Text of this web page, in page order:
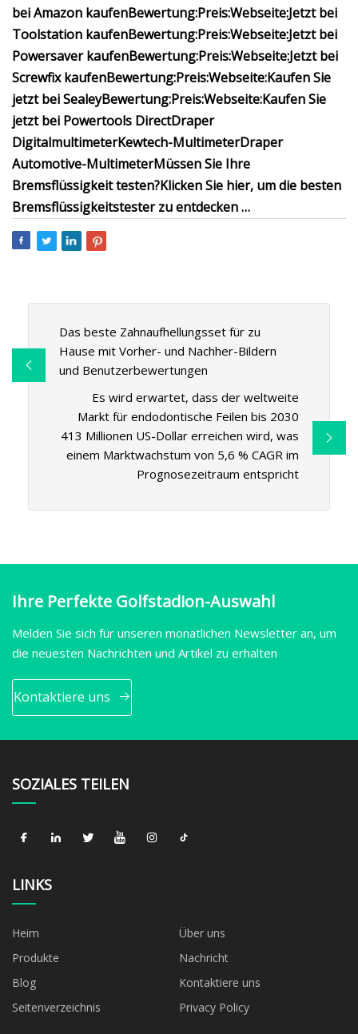
bei Amazon kaufenBewertung:Preis:Webseite:Jetzt bei
Toolstation kaufenBewertung:Preis:Webseite:Jetzt bei
Powersaver kaufenBewertung:Preis:Webseite:Jetzt bei
Screwfix kaufenBewertung:Preis:Webseite:Kaufen Sie
jetzt bei SealeyBewertung:Preis:Webseite:Kaufen Sie
jetzt bei Powertools DirectDraper
DigitalmultimeterKewtech-MultimeterDraper
Automotive-MultimeterMüssen Sie Ihre
Bremsflüssigkeit testen?Klicken Sie hier, um die besten
Bremsflüssigkeitstester zu entdecken …
Das beste Zahnaufhellungsset für zu
Hause mit Vorher- und Nachher-Bildern
und Benutzerbewertungen
Es wird erwartet, dass der weltweite
Markt für endodontische Feilen bis 2030
413 Millionen US-Dollar erreichen wird, was
einem Marktwachstum von 5,6 % CAGR im
Prognosezeitraum entspricht
Ihre Perfekte Golfstadion-Auswahl
Melden Sie sich für unseren monatlichen Newsletter an, um
die neuesten Nachrichten und Artikel zu erhalten
Kontaktiere uns
SOZIALES TEILEN
LINKS
Heim
Über uns
Produkte
Nachricht
Blog
Kontaktiere uns
Seitenverzeichnis
Privacy Policy